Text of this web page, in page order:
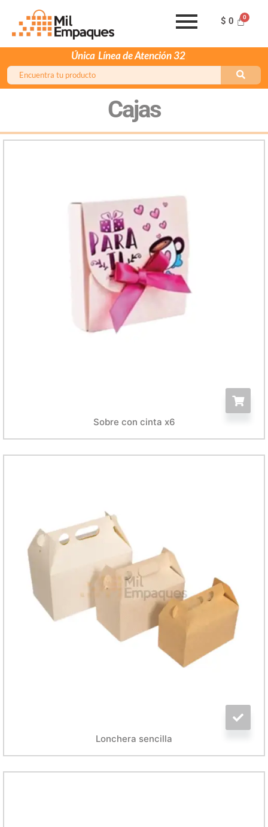
$ 0
Línea de Atención 321 2477332
Cajas
Sobre con cinta x6
Lonchera sencilla